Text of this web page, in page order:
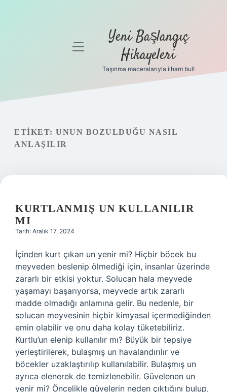
Gizlilik
Yasal Uyarı
menüyü
Yeni Başlangıç
Hikayeleri
Taşınma maceralarıyla ilham bul!
ETIKET: UNUN BOZULDUĞU NASIL
ANLAŞILIR
KURTLANMIŞ UN KULLANILIR
MI
Tarih: Aralık 17, 2024
İçinden kurt çıkan un yenir mi? Hiçbir böcek bu
meyveden beslenip ölmediği için, insanlar üzerinde
zararlı bir etkisi yoktur. Solucan hala meyvede
yaşamayı başarıyorsa, meyvede artık zararlı
madde olmadığı anlamına gelir. Bu nedenle, bir
solucan meyvesinin hiçbir kimyasal içermediğinden
emin olabilir ve onu daha kolay tüketebiliriz.
Kurtlu’un elenip kullanılır mı? Büyük bir tepsiye
yerleştirilerek, bulaşmış un havalandırılır ve
böcekler uzaklaştırılıp kullanılabilir. Bulaşmış un
ayrıca elenerek de temizlenebilir. Güvelenen un
yenir mi? Öncelikle güvelerin neden çıktığını bulup,